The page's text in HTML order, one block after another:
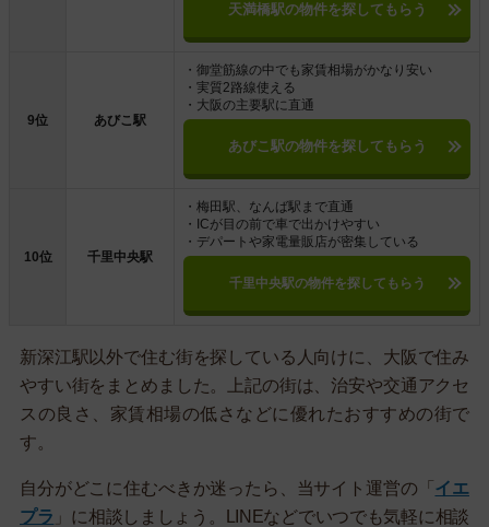
天満橋駅の物件を探してもらう
9位 あびこ駅
・御堂筋線の中でも家賃相場がかなり安い
・実質2路線使える
・大阪の主要駅に直通
あびこ駅の物件を探してもらう
10位 千里中央駅
・梅田駅、なんば駅まで直通
・ICが目の前で車で出かけやすい
・デパートや家電量販店が密集している
千里中央駅の物件を探してもらう
新深江駅以外で住む街を探している人向けに、大阪で住み
やすい街をまとめました。上記の街は、治安や交通アクセ
スの良さ、家賃相場の低さなどに優れたおすすめの街で
す。
自分がどこに住むべきか迷ったら、当サイト運営の「 イエ
プラ 」に相談しましょう。LINEなどでいつでも気軽に相談